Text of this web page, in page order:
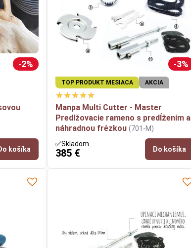
miestach najme v úzkych priestoroch
2%
košíka
3%
TOP PRODUKT MESIACA AKCIA
Manpa Multi Cutter - Master
Predlžovacie rameno s predĺžením a
náhradnou frézkou (701-M)
✅Skladom
385 € Do košíka